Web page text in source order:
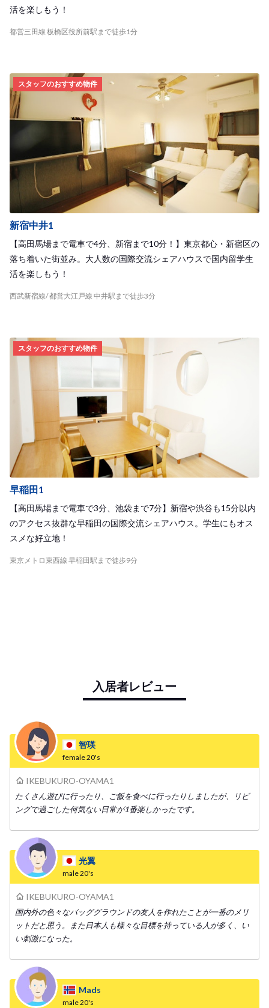
活を楽しもう！
都営三田線 板橋区役所前駅まで徒歩1分
スタッフのおすすめ物件
新宿中井1
【高田馬場まで電車で4分、新宿まで10分！】東京都心・新宿区の
落ち着いた街並み。大人数の国際交流シェアハウスで国内留学生
活を楽しもう！
西武新宿線/ 都営大江戸線 中井駅まで徒歩3分
スタッフのおすすめ物件
早稲田1
【高田馬場まで電車で3分、池袋まで7分】新宿や渋谷も15分以内
のアクセス抜群な早稲田の国際交流シェアハウス。学生にもオス
スメな好立地！
東京メトロ東西線 早稲田駅まで徒歩9分
入居者レビュー
智瑛
female20's
IKEBUKURO-OYAMA1
たくさん遊びに行ったり、ご飯を食べに行ったりしましたが、リビ
ングで過ごした何気ない日常が1番楽しかったです。
光翼
male20's
IKEBUKURO-OYAMA1
国内外の色々なバッググラウンドの友人を作れたことが一番のメリ
ットだと思う。また日本人も様々な目標を持っている人が多く、い
い刺激になった。
Mads
male20's